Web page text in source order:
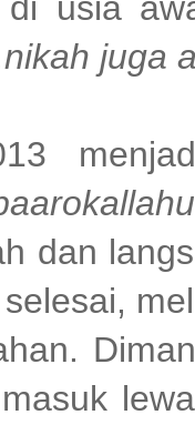
juga
dan